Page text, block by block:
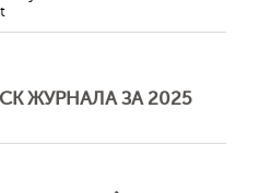
ЖУРНАЛА ЗА 2025